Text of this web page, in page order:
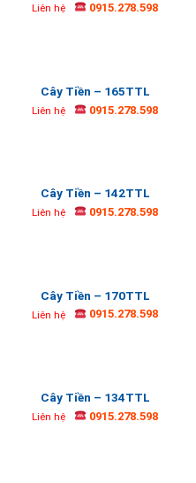
Liên hệ 0915.278.598
Cây Tiền – 165TTL
Liên hệ 0915.278.598
Cây Tiền – 142TTL
Liên hệ 0915.278.598
Cây Tiền – 170TTL
Liên hệ 0915.278.598
Cây Tiền – 134TTL
Liên hệ 0915.278.598